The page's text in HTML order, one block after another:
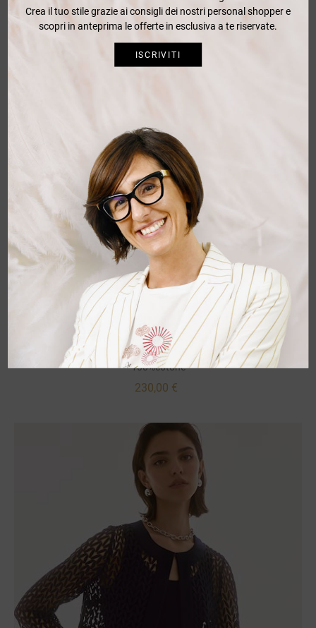
INTRECCI
Maglia Intrecci
Cardigan lungo chiusura bottoni nascosti sfrangiato
100%cotone
230,00 €
Crea il tuo stile grazie ai consigli dei nostri personal shopper e
scopri in anteprima le offerte in esclusiva a te riservate.
ISCRIVITI